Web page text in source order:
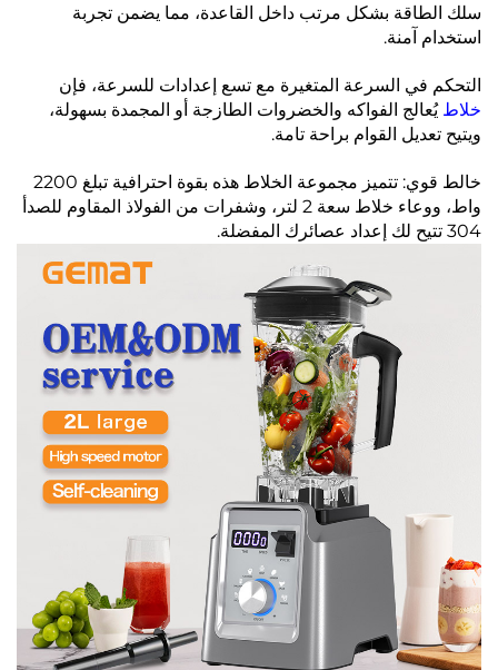
سلك الطاقة بشكل مرتب داخل القاعدة، مما يضمن تجربة
استخدام آمنة.
التحكم في السرعة المتغيرة مع تسع إعدادات للسرعة، فإن
خلاطيُعالج الفواكه والخضروات الطازجة أو المجمدة بسهولة،
ويتيح تعديل القوام براحة تامة.
خالط قوي: تتميز مجموعة الخلاط هذه بقوة احترافية تبلغ 2200
واط، ووعاء خلاط سعة 2 لتر، وشفرات من الفولاذ المقاوم للصدأ
304 تتيح لك إعداد عصائرك المفضلة.